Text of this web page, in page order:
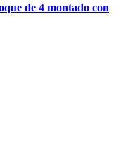
de 4 montado con